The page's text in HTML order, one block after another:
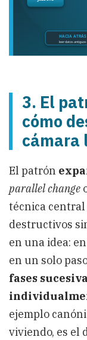
3. El
cómo
cámara
El patrón
parallel change
técnica central
destructivos
en una idea:
en un solo
fases
ejemplo
viviendo, es el